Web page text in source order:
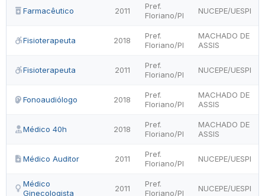
Farmacêutico 2011
Pref.
Floriano/PI
NUCEPE/UESPI
Fisioterapeuta 2018
Pref.
Floriano/PI
MACHADO DE
ASSIS
Fisioterapeuta 2011
Pref.
Floriano/PI
NUCEPE/UESPI
Fonoaudiólogo 2018
Pref.
Floriano/PI
MACHADO DE
ASSIS
Médico 40h 2018
Pref.
Floriano/PI
MACHADO DE
ASSIS
Médico Auditor 2011
Pref.
Floriano/PI
NUCEPE/UESPI
Médico
Ginecologista
2011
Pref.
Floriano/PI
NUCEPE/UESPI